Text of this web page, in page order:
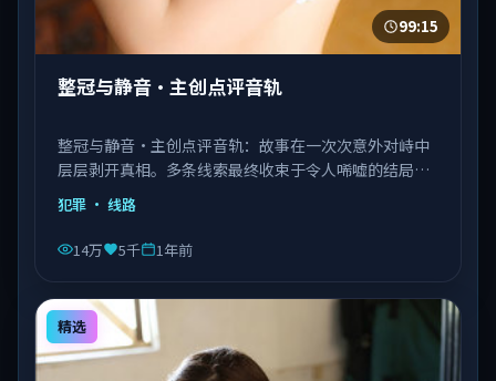
99:15
整冠与静音·主创点评音轨
整冠与静音·主创点评音轨：故事在一次次意外对峙中
层层剥开真相。多条线索最终收束于令人唏嘘的结局。
由陈凯歌执导，乔杉、沈腾、易烊千玺等主演，泰国出
品，类型为犯罪。
犯罪 · 线路
14万 5千 1年前
精选